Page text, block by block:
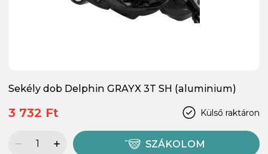
Sekély dob Delphin GRAYX 3T SH (aluminium)
Külső raktáron
3 732 Ft
SZÁKOLOM